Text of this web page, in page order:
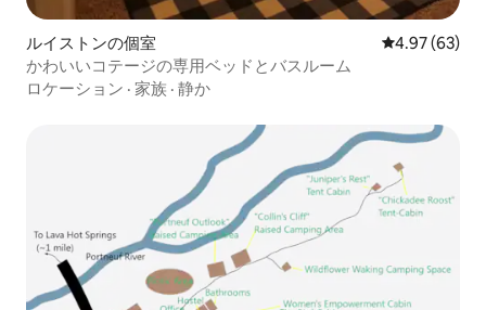
ルイストンの個室 レビュー63
4.97 (63)
かわいいコテージの専用ベッドとバスルーム
ロケーション · 家族 · 静か